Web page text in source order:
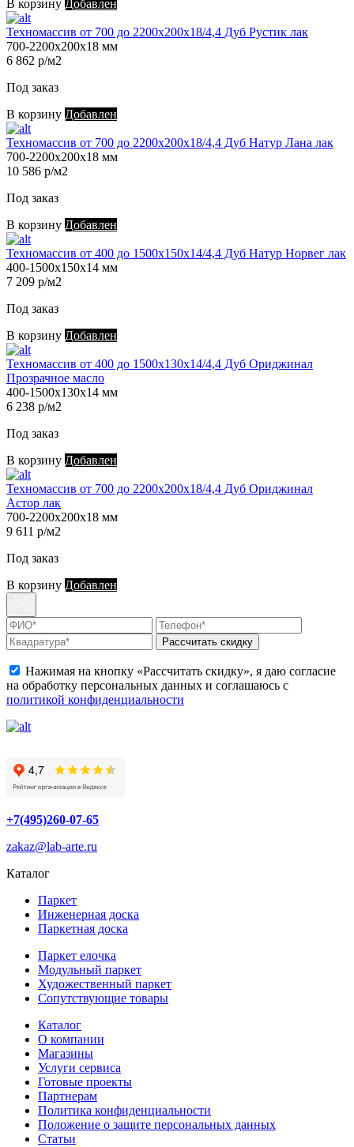
В корзину Добавлен
Техномассив от 700 до 2200х200х18/4,4 Дуб Рустик лак
700-2200х200х18 мм
6 862 р/м2
Под заказ
В корзину Добавлен
Техномассив от 700 до 2200х200х18/4,4 Дуб Натур Лана лак
700-2200х200х18 мм
10 586 р/м2
Под заказ
В корзину Добавлен
Техномассив от 400 до 1500х150х14/4,4 Дуб Натур Норвег лак
400-1500х150х14 мм
7 209 р/м2
Под заказ
В корзину Добавлен
Техномассив от 400 до 1500х130х14/4,4 Дуб Ориджинал
Прозрачное масло
400-1500х130х14 мм
6 238 р/м2
Под заказ
В корзину Добавлен
Техномассив от 700 до 2200х200х18/4,4 Дуб Ориджинал
Астор лак
700-2200х200х18 мм
9 611 р/м2
Под заказ
В корзину Добавлен
Рассчитать скидку
Нажимая на кнопку «Рассчитать скидку», я даю согласие
на обработку персональных данных и соглашаюсь с
политикой конфиденциальности
+7(495)260-07-65
zakaz@lab-arte.ru
Каталог
Паркет
Инженерная доска
Паркетная доска
Паркет елочка
Модульный паркет
Художественный паркет
Сопутствующие товары
Каталог
О компании
Магазины
Услуги сервиса
Готовые проекты
Партнерам
Политика конфиденциальности
Положение о защите персональных данных
Статьи